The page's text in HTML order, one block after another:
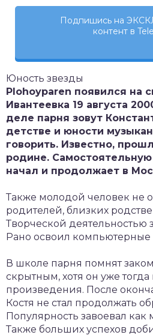
Подпишись на
контент в
Юность звезды
Plohoyparen появился на
Ивантеевка 19 августа
деле парня зовут
детстве и юности
говорить. Известно,
родине.
начал и продолжает в
Также молодой человек не
родителей, близких
Творческой деятельностью
Рано освоил компьютерные
В школе парня помнят
скрытным, хотя он уже
произведения. После
Костя не стал продолжать
Популярность завоевал как
Также больших успехов